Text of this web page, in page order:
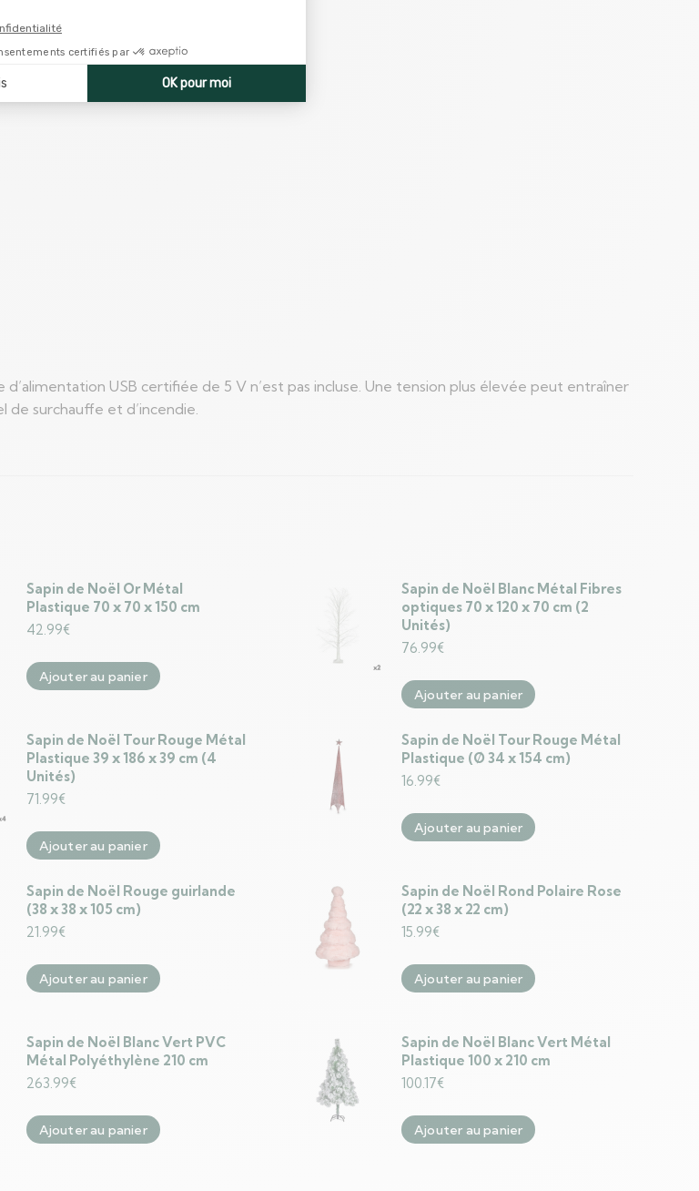
USB certifiée de 5 V n’est pas incluse. Une tension plus élevée peut entraîner
de surchauffe et d’incendie.
Sapin de Noël Or Métal
Plastique 70 x 70 x 150 cm
42.99€
Ajouter au panier
Sapin de Noël Blanc Métal Fibres
optiques 70 x 120 x 70 cm (2
Unités)
76.99€
Ajouter au panier
Sapin de Noël Tour Rouge Métal
Plastique 39 x 186 x 39 cm (4
Unités)
71.99€
Ajouter au panier
Sapin de Noël Tour Rouge Métal
Plastique (Ø 34 x 154 cm)
16.99€
Ajouter au panier
Sapin de Noël Rouge guirlande
(38 x 38 x 105 cm)
21.99€
Ajouter au panier
Sapin de Noël Rond Polaire Rose
(22 x 38 x 22 cm)
15.99€
Ajouter au panier
Sapin de Noël Blanc Vert PVC
Métal Polyéthylène 210 cm
263.99€
Ajouter au panier
Sapin de Noël Blanc Vert Métal
Plastique 100 x 210 cm
100.17€
Ajouter au panier